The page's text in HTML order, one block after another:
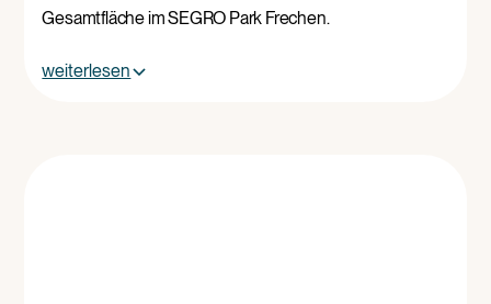
Gesamtfläche im SEGRO Park Frechen.
weiterlesen